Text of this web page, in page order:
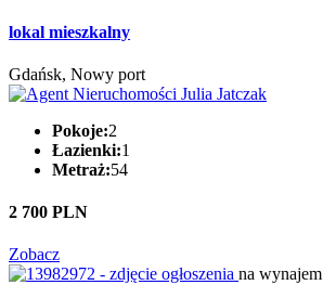
lokal mieszkalny
Gdańsk, Nowy port
Pokoje:2
Łazienki:1
Metraż:54
2 700 PLN
Zobacz
na wynajem